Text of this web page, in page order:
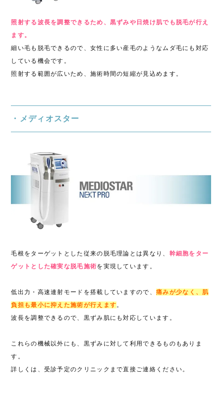
照射する波長を調整できるため、黒ずみや日焼け肌でも脱毛が行え
ます。
細い毛も脱毛できるので、女性に多い産毛のようなムダ毛にも対応
している機会です。
照射する範囲が広いため、施術時間の短縮が見込めます。
・メディオスター
毛根をターゲットとした従来の脱毛理論とは異なり、 幹細胞をター
ゲットとした確実な脱毛施術を実現しています。
低出力・高速連射モードを搭載していますので、 痛みが少なく、肌
負担も最小に抑えた施術が行えます。
波長を調整できるので、黒ずみ肌にも対応しています。
これらの機械以外にも、黒ずみに対して利用できるものもありま
す。
詳しくは、受診予定のクリニックまで直接ご連絡ください。